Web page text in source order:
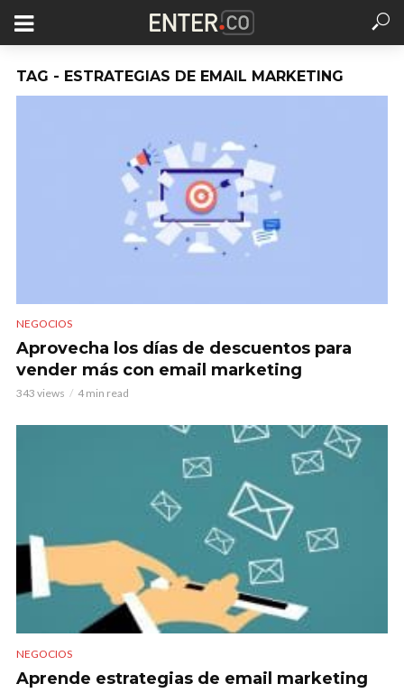
TAG - ESTRATEGIAS DE EMAIL MARKETING
NEGOCIOS
Aprovecha los días de descuentos para
vender más con email marketing
343 views 4 min read
NEGOCIOS
Aprende estrategias de email marketing